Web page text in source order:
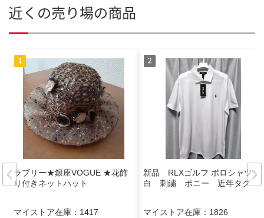
近くの売り場の商品
ラブリー★銀座VOGUE ★花飾
り付きネットハット
マイストア在庫： 1417
新品 RLXゴルフ ポロシャツ
白 刺繍 ポニー 近年タグ
マイストア在庫： 1826